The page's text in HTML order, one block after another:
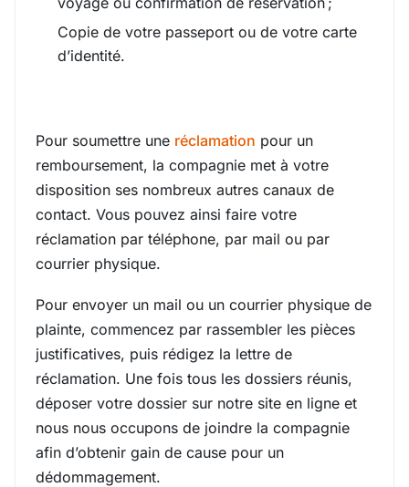
Copie de votre passeport ou de votre carte
d’identité.
Pour soumettre une réclamation pour un
remboursement, la compagnie met à votre
disposition ses nombreux autres canaux de
contact. Vous pouvez ainsi faire votre
réclamation par téléphone, par mail ou par
courrier physique.
Pour envoyer un mail ou un courrier physique de
plainte, commencez par rassembler les pièces
justificatives, puis rédigez la lettre de
réclamation. Une fois tous les dossiers réunis,
déposer votre dossier sur notre site en ligne et
nous nous occupons de joindre la compagnie
afin d’obtenir gain de cause pour un
dédommagement.